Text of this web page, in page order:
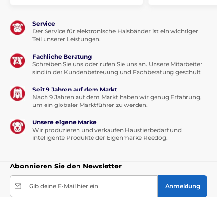
Service
Der Service für elektronische Halsbänder ist ein wichtiger
Teil unserer Leistungen.
Fachliche Beratung
Schreiben Sie uns oder rufen Sie uns an. Unsere Mitarbeiter
sind in der Kundenbetreuung und Fachberatung geschult
Seit 9 Jahren auf dem Markt
Nach 9 Jahren auf dem Markt haben wir genug Erfahrung,
um ein globaler Marktführer zu werden.
Unsere eigene Marke
Wir produzieren und verkaufen Haustierbedarf und
intelligente Produkte der Eigenmarke Reedog.
Abonnieren Sie den Newsletter
Gib deine E-Mail hier ein Anmeldung